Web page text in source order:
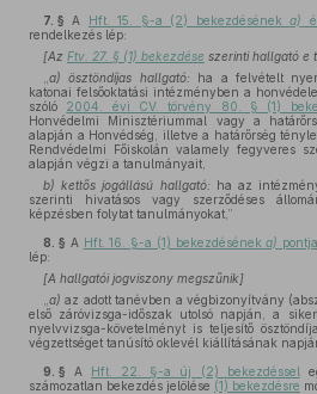
7. § A Hft. 15. §-a (2) bekezdéséneka)
rendelkezés lép:
[Az Ftv. 27. § (1) bekezdése szerinti hallgató e
a) ösztöndíjas hallgató: ha a felvételt
katonai felsőoktatási intézményben a
szóló 2004. évi CV. törvény 80. § (1)
Honvédelmi Minisztériummal vagy a
alapján a Honvédség, illetve a határőrség
Rendvédelmi Főiskolán valamely fegyveres
alapján végzi a tanulmányait,
b) kettős jogállású hallgató: ha az
szerinti hivatásos vagy szerződéses
képzésben folytat tanulmányokat,”
8. § A Hft. 16. §-a (1) bekezdéséneka) pontja
lép:
[A hallgatói jogviszony megszűnik]
a) az adott tanévben a végbizonyítvány
első záróvizsga-időszak utolsó napján, a
nyelvvizsga-követelményt is teljesítő
végzettséget tanúsító oklevél kiállításának
9. § A Hft. 22. §-a új (2) bekezdéssel
számozatlan bekezdés jelölése (1) bekezdésre